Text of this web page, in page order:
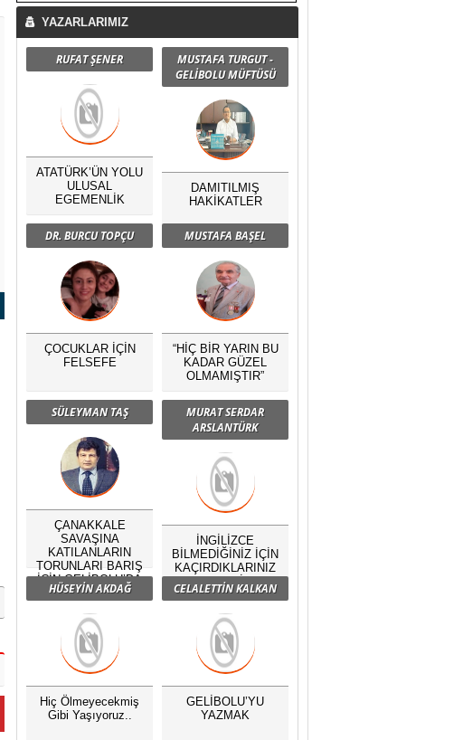
YAZARLARIMIZ
RUFAT ŞENER
ATATÜRK’ÜN YOLU
ULUSAL
EGEMENLİK
MUSTAFA TURGUT -
GELİBOLU MÜFTÜSÜ
DAMITILMIŞ
HAKİKATLER
DR. BURCU TOPÇU
ÇOCUKLAR İÇİN
FELSEFE
MUSTAFA BAŞEL
“HİÇ BİR YARIN BU
KADAR GÜZEL
OLMAMIŞTIR”
SÜLEYMAN TAŞ
ÇANAKKALE
SAVAŞINA
KATILANLARIN
TORUNLARI BARIŞ
İÇİN GELİBOLU’DA
BULUŞTU
MURAT SERDAR
ARSLANTÜRK
İNGİLİZCE
BİLMEDİĞİNİZ İÇİN
KAÇIRDIKLARINIZ
NELERDİR?
HÜSEYİN AKDAĞ
Hiç Ölmeyecekmiş
Gibi Yaşıyoruz..
CELALETTİN KALKAN
GELİBOLU’YU
YAZMAK